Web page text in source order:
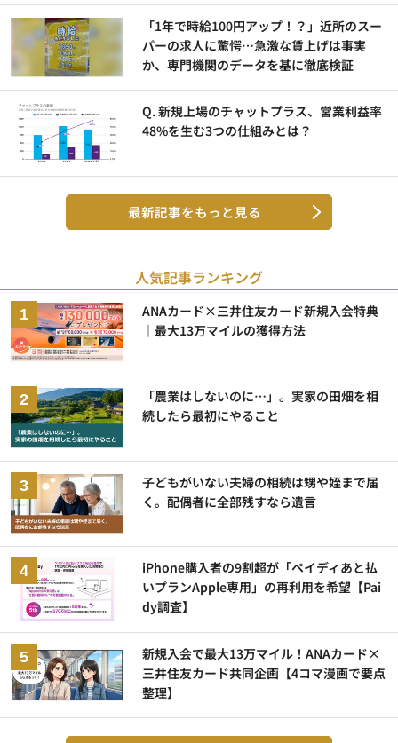
「1年で時給100円アップ！？」近所のスー
パーの求人に驚愕…急激な賃上げは事実
か、専門機関のデータを基に徹底検証
Q. 新規上場のチャットプラス、営業利益率
48%を生む3つの仕組みとは？
最新記事をもっと見る
人気記事ランキング
ANAカード×三井住友カード新規入会特典
｜最大13万マイルの獲得方法
「農業はしないのに…」。実家の田畑を相
続したら最初にやること
子どもがいない夫婦の相続は甥や姪まで届
く。配偶者に全部残すなら遺言
iPhone購入者の9割超が「ペイディあと払
いプランApple専用」の再利用を希望【Pai
dy調査】
新規入会で最大13万マイル！ANAカード×
三井住友カード共同企画【4コマ漫画で要点
整理】